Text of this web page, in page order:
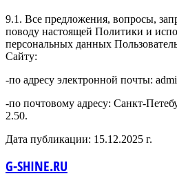
9.1. Все предложения, вопросы,
поводу настоящей Политики и
персональных данных
Сайту:
-по адресу электронной почты:
-по почтовому адресу: Санкт-
2.50.
Дата публикации: 15.12.2025 г.
G-SHINE.RU